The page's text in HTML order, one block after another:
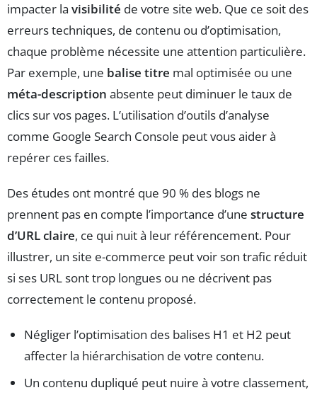
impacter la visibilité de votre site web. Que ce soit des
erreurs techniques, de contenu ou d’optimisation,
chaque problème nécessite une attention particulière.
Par exemple, une balise titre mal optimisée ou une
méta-description absente peut diminuer le taux de
clics sur vos pages. L’utilisation d’outils d’analyse
comme Google Search Console peut vous aider à
repérer ces failles.
Des études ont montré que 90 % des blogs ne
prennent pas en compte l’importance d’une structure
d’URL claire, ce qui nuit à leur référencement. Pour
illustrer, un site e-commerce peut voir son trafic réduit
si ses URL sont trop longues ou ne décrivent pas
correctement le contenu proposé.
Négliger l’optimisation des balises H1 et H2 peut
affecter la hiérarchisation de votre contenu.
Un contenu dupliqué peut nuire à votre classement,